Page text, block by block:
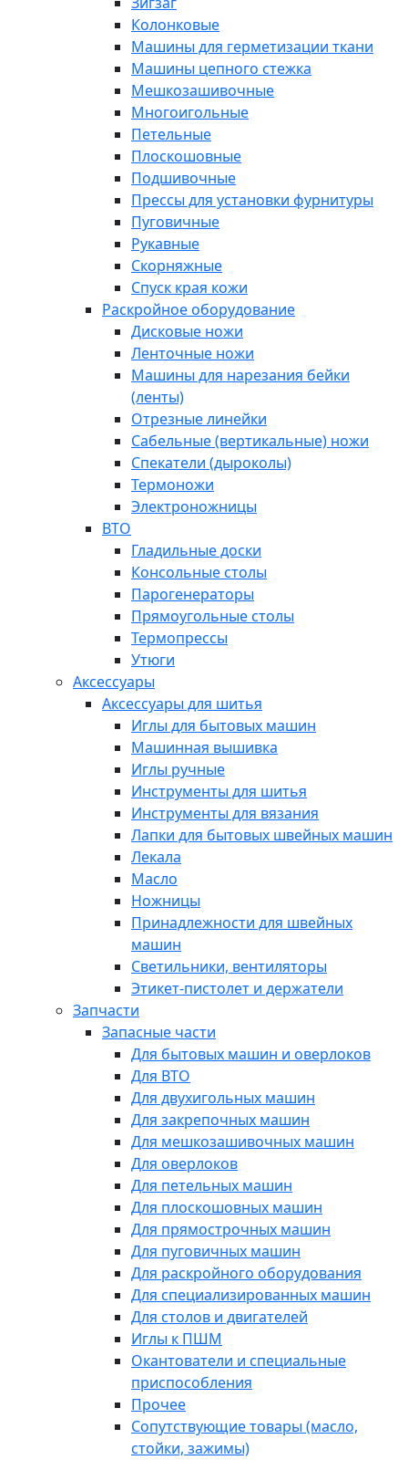
Колонковые
Машины для герметизации ткани
Машины цепного стежка
Мешкозашивочные
Многоигольные
Петельные
Плоскошовные
Подшивочные
Прессы для установки фурнитуры
Пуговичные
Рукавные
Скорняжные
Спуск края кожи
Раскройное оборудование
Дисковые ножи
Ленточные ножи
Машины для нарезания бейки
(ленты)
Отрезные линейки
Сабельные (вертикальные) ножи
Спекатели (дыроколы)
Термоножи
Электроножницы
ВТО
Гладильные доски
Консольные столы
Парогенераторы
Прямоугольные столы
Термопрессы
Утюги
Аксессуары
Аксессуары для шитья
Иглы для бытовых машин
Машинная вышивка
Иглы ручные
Инструменты для шитья
Инструменты для вязания
Лапки для бытовых швейных машин
Лекала
Масло
Ножницы
Принадлежности для швейных
машин
Светильники, вентиляторы
Этикет-пистолет и держатели
Запчасти
Запасные части
Для бытовых машин и оверлоков
Для ВТО
Для двухигольных машин
Для закрепочных машин
Для мешкозашивочных машин
Для оверлоков
Для петельных машин
Для плоскошовных машин
Для прямострочных машин
Для пуговичных машин
Для раскройного оборудования
Для специализированных машин
Для столов и двигателей
Иглы к ПШМ
Окантователи и специальные
приспособления
Прочее
Сопутствующие товары (масло,
стойки, зажимы)